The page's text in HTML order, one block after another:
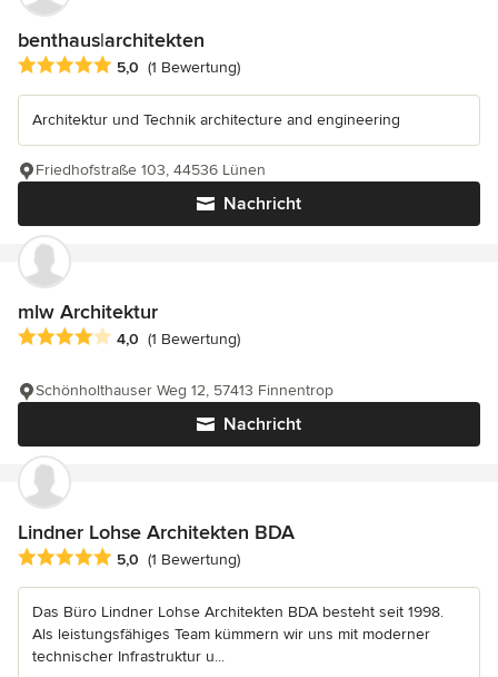
benthaus|architekten
Durchschnittliche Bewertung: 5 von 5 Sternen
5,0 (1 Bewertung)
Architektur und Technik architecture and engineering
Nachricht
Friedhofstraße 103, 44536 Lünen
mlw Architektur
Durchschnittliche Bewertung: 4 von 5 Sternen
4,0 (1 Bewertung)
Nachricht
Schönholthauser Weg 12, 57413 Finnentrop
Lindner Lohse Architekten BDA
Durchschnittliche Bewertung: 5 von 5 Sternen
5,0 (1 Bewertung)
Das Büro Lindner Lohse Architekten BDA besteht seit 1998.
Als leistungsfähiges Team kümmern wir uns mit moderner
technischer Infrastruktur u...